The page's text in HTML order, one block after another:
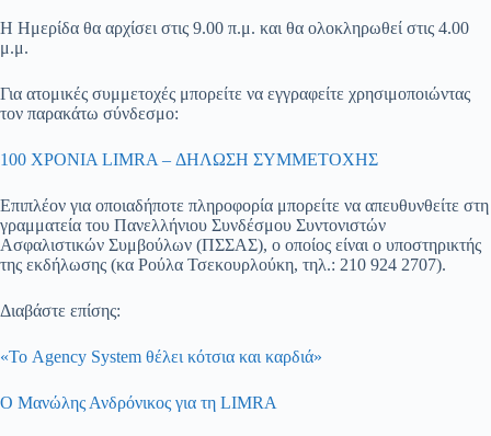
Η Ημερίδα θα αρχίσει στις 9.00 π.μ. και θα ολοκληρωθεί στις 4.00
μ.μ.
Για ατομικές συμμετοχές μπορείτε να εγγραφείτε χρησιμοποιώντας
τον παρακάτω σύνδεσμο:
100 ΧΡΟΝΙΑ LIMRA – ΔΗΛΩΣΗ ΣΥΜΜΕΤΟΧΗΣ
Επιπλέον για οποιαδήποτε πληροφορία μπορείτε να απευθυνθείτε στη
γραμματεία του Πανελλήνιου Συνδέσμου Συντονιστών
Ασφαλιστικών Συμβούλων (ΠΣΣΑΣ), ο οποίος είναι ο υποστηρικτής
της εκδήλωσης (κα Ρούλα Τσεκουρλούκη, τηλ.: 210 924 2707).
Διαβάστε επίσης:
«Το Agency System θέλει κότσια και καρδιά»
Ο Μανώλης Ανδρόνικος για τη LIMRA